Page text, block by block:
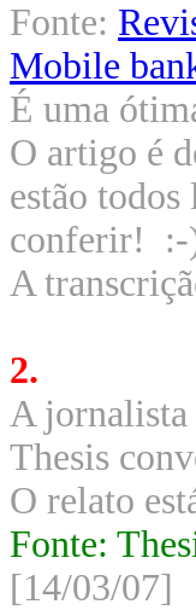
Fonte:
Mobile
É uma
O artigo é
estão
conferir! :-
A
2.
A jornalista
Thesis
O relato
Fonte:
[14/03/07]